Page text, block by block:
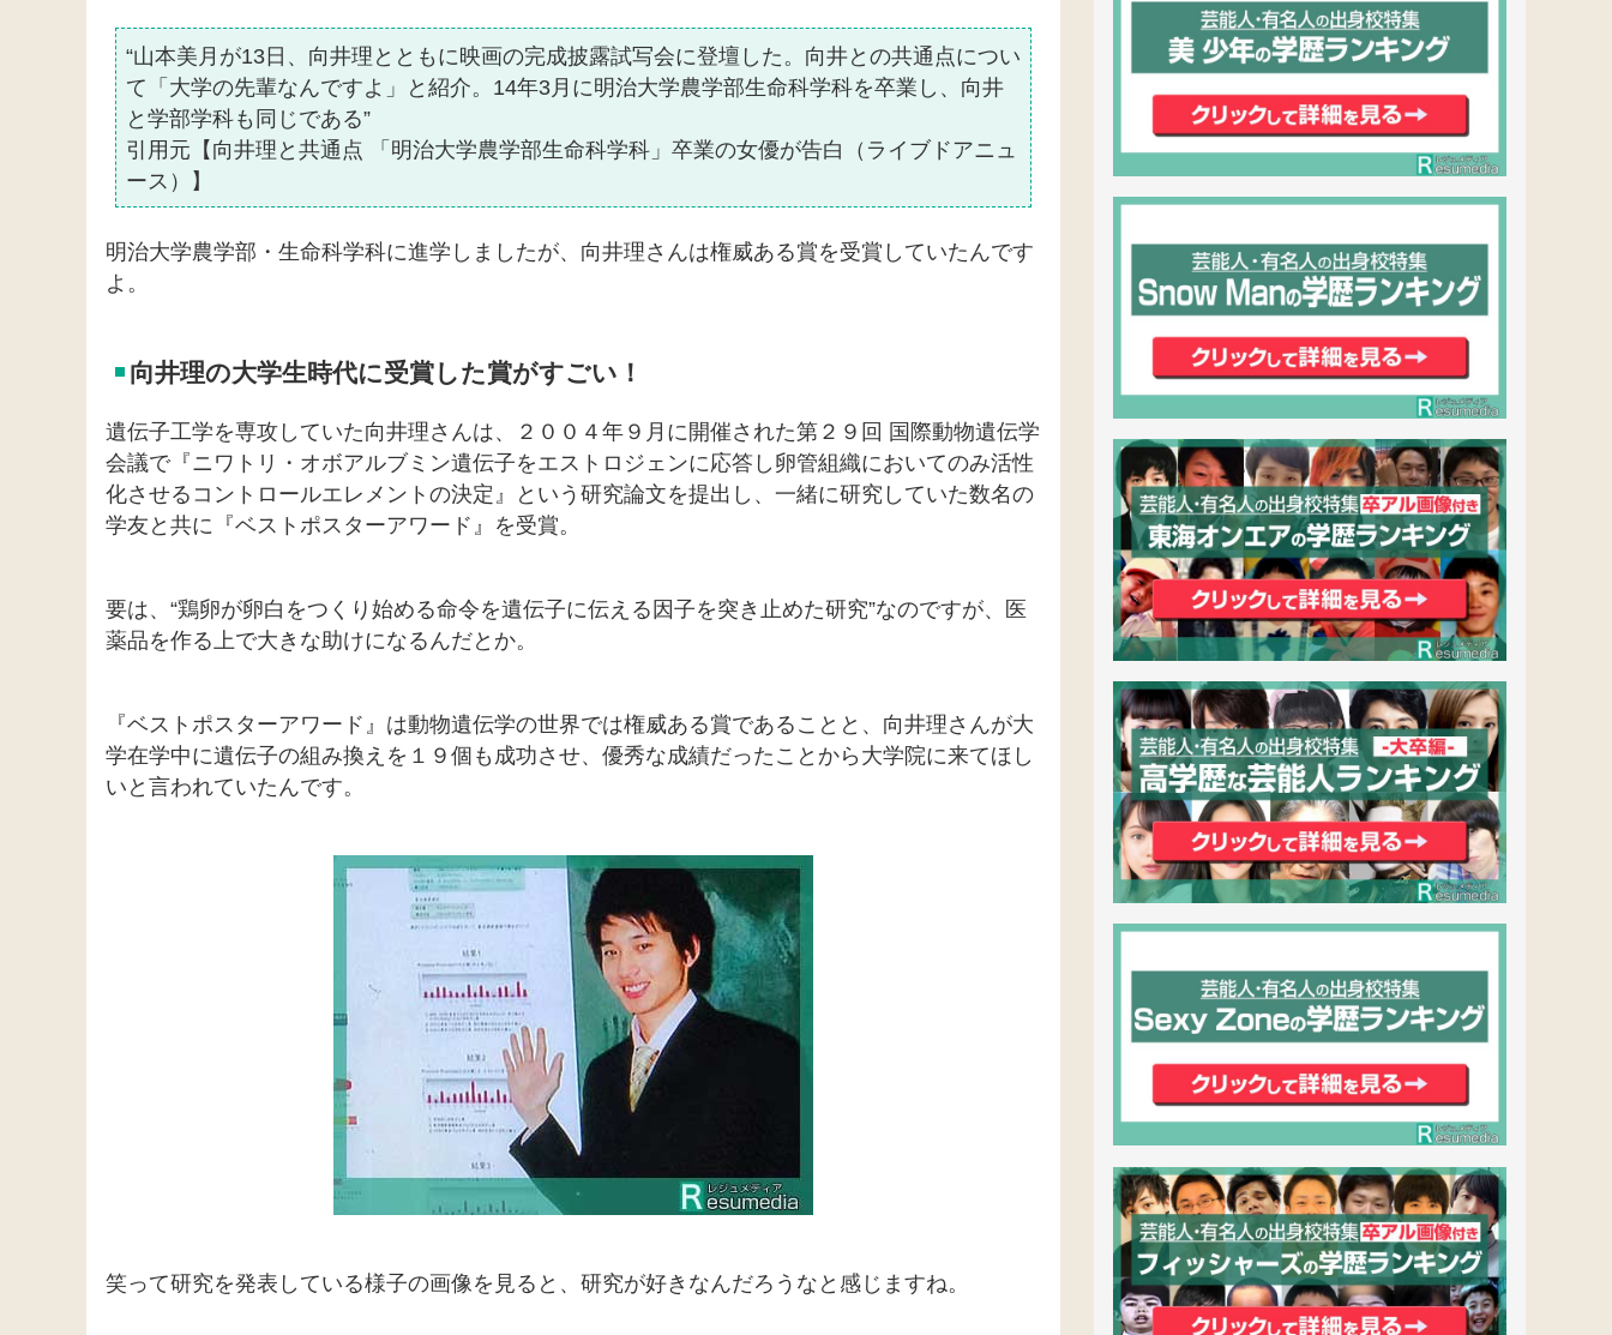
“山本美月が13日、向井理とともに映画の完成披露試写会に登壇した。向井との共通点につい
て「大学の先輩なんですよ」と紹介。14年3月に明治大学農学部生命科学科を卒業し、向井
と学部学科も同じである”
引用元【向井理と共通点 「明治大学農学部生命科学科」卒業の女優が告白（ライブドアニュ
ース）】
明治大学農学部・生命科学科に進学しましたが、向井理さんは権威ある賞を受賞していたんです
よ。
向井理の大学生時代に受賞した賞がすごい！
遺伝子工学を専攻していた向井理さんは、２００４年９月に開催された第２９回 国際動物遺伝学
会議で『ニワトリ・オボアルブミン遺伝子をエストロジェンに応答し卵管組織においてのみ活性
化させるコントロールエレメントの決定』という研究論文を提出し、一緒に研究していた数名の
学友と共に『ベストポスターアワード』を受賞。
要は、“鶏卵が卵白をつくり始める命令を遺伝子に伝える因子を突き止めた研究”なのですが、医
薬品を作る上で大きな助けになるんだとか。
『ベストポスターアワード』は動物遺伝学の世界では権威ある賞であることと、向井理さんが大
学在学中に遺伝子の組み換えを１９個も成功させ、優秀な成績だったことから大学院に来てほし
いと言われていたんです。
笑って研究を発表している様子の画像を見ると、研究が好きなんだろうなと感じますね。